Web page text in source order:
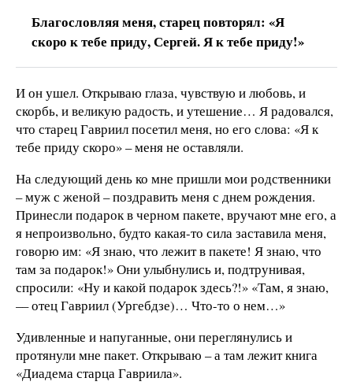
Благословляя меня, старец повторял: «Я
скоро к тебе приду, Сергей. Я к тебе приду!»
И он ушел. Открываю глаза, чувствую и любовь, и
скорбь, и великую радость, и утешение… Я радовался,
что старец Гавриил посетил меня, но его слова: «Я к
тебе приду скоро» – меня не оставляли.
На следующий день ко мне пришли мои родственники
– муж с женой – поздравить меня с днем рождения.
Принесли подарок в черном пакете, вручают мне его, а
я непроизвольно, будто какая-то сила заставила меня,
говорю им: «Я знаю, что лежит в пакете! Я знаю, что
там за подарок!» Они улыбнулись и, подтрунивая,
спросили: «Ну и какой подарок здесь?!» «Там, я знаю,
–– отец Гавриил (Ургебдзе)… Что-то о нем…»
Удивленные и напуганные, они переглянулись и
протянули мне пакет. Открываю – а там лежит книга
«Диадема старца Гавриила».